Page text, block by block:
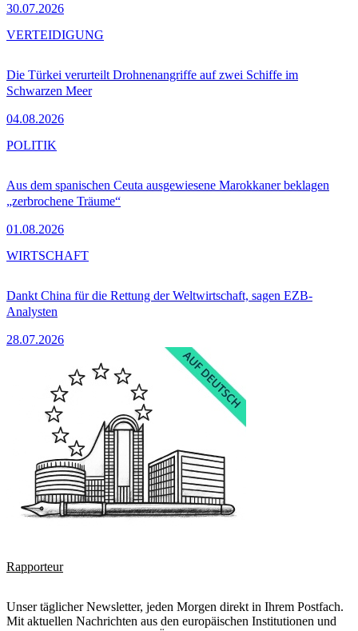
30.07.2026
Die Türkei verurteilt Drohnenangriffe auf zwei Schiffe im
Schwarzen Meer
04.08.2026
VERTEIDIGUNG
Aus dem spanischen Ceuta ausgewiesene Marokkaner beklagen
„zerbrochene Träume“
01.08.2026
POLITIK
Dankt China für die Rettung der Weltwirtschaft, sagen EZB-
Analysten
28.07.2026
WIRTSCHAFT
Rapporteur
Unser täglicher Newsletter, jeden Morgen direkt in Ihrem Postfach.
Mit aktuellen Nachrichten aus den europäischen Institutionen und